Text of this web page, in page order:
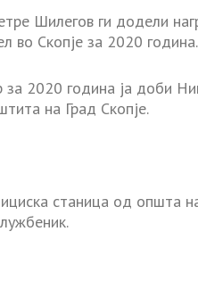
Шилегов ги додели
во Скопје за 2020 година.
2020 година ја доби
на Град Скопје.
станица од општа